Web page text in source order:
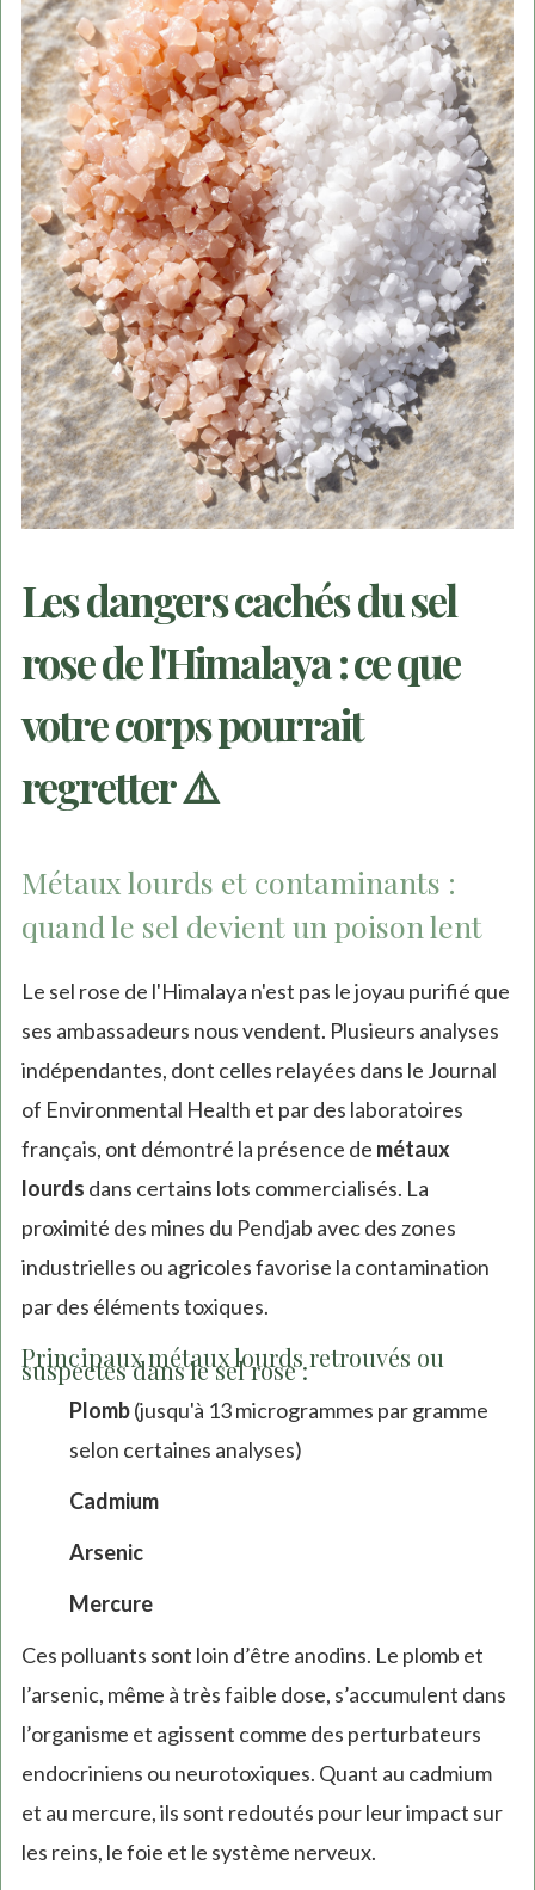
Les dangers cachés du sel
rose de l'Himalaya : ce que
votre corps pourrait
regretter ⚠️
Métaux lourds et contaminants :
quand le sel devient un poison lent
Le sel rose de l'Himalaya n'est pas le joyau purifié que
ses ambassadeurs nous vendent. Plusieurs analyses
indépendantes, dont celles relayées dans le Journal
of Environmental Health et par des laboratoires
français, ont démontré la présence de métaux
lourds dans certains lots commercialisés. La
proximité des mines du Pendjab avec des zones
industrielles ou agricoles favorise la contamination
par des éléments toxiques.
Principaux métaux lourds retrouvés ou
suspectés dans le sel rose :
Plomb(jusqu'à 13 microgrammes par gramme
selon certaines analyses)
Cadmium
Arsenic
Mercure
Ces polluants sont loin d’être anodins. Le plomb et
l’arsenic, même à très faible dose, s’accumulent dans
l’organisme et agissent comme des perturbateurs
endocriniens ou neurotoxiques. Quant au cadmium
et au mercure, ils sont redoutés pour leur impact sur
les reins, le foie et le système nerveux.